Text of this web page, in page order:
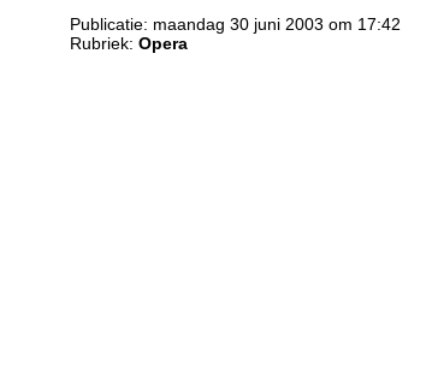
Publicatie: maandag 30 juni 2003 om 17:42
Rubriek: Opera